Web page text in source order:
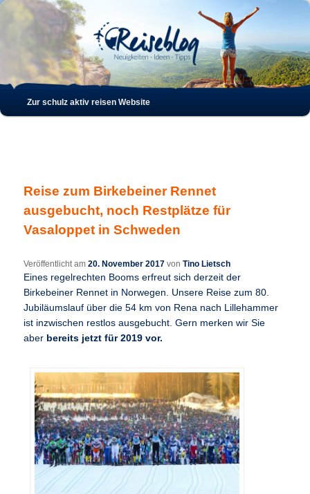
Hauptmenü
Zum
Zum
wechseln
Zur schulz aktiv reisen Website
Reise zum Birkebeiner Rennet
ausgebucht, noch Restplätze für
Vasaloppet in Schweden
Veröffentlicht am20. November 2017 vonTino Lietsch
Eines regelrechten Booms erfreut sich derzeit der
Birkebeiner Rennet in Norwegen. Unsere Reise zum 80.
Jubiläumslauf über die 54 km von Rena nach Lillehammer
ist inzwischen restlos ausgebucht. Gern merken wir Sie
aber bereits jetzt für 2019 vor.